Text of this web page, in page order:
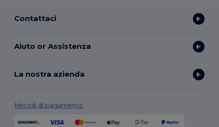
Contattaci
Aiuto or Assistenza
La nostra azienda
Metodi di pagamento